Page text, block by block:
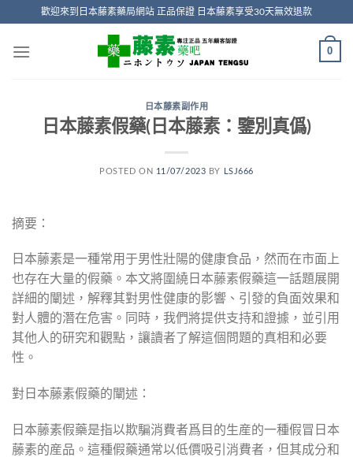
content
歡迎來到日本藤素藥局網站 正品保證 日本藤素享受30天無效退款
0
日本藤素副作用
日本藤素假藥(日本藤素：鑒別真僞)
POSTED ON 11/07/2023 BY LSJ666
摘要：
日本藤素是一種常用于男性壯陽的健康食品，然而在市面上
也存在大量的假藥。本文將圍繞日本藤素假藥這一話題展開
詳細的闡述，解釋其對男性健康的影響、引發的負面效果和
對人體的潛在危害。同時，我們將提供支持和證據，並引用
其他人的研究和觀點，讓讀者了解這個問題的真相和必要
性。
對日本藤素假藥的闡述：
日本藤素假藥是指以欺騙消費者爲目的生産的一種假冒日本
藤素的産品。這種假藥通常以低價吸引消費者，但其成分和